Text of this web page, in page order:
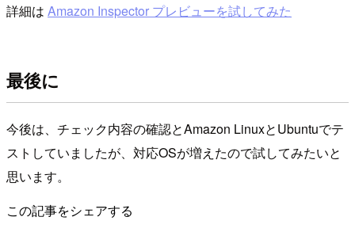
詳細は Amazon Inspector プレビューを試してみた
最後に
今後は、チェック内容の確認とAmazon LinuxとUbuntuでテ
ストしていましたが、対応OSが増えたので試してみたいと
思います。
この記事をシェアする